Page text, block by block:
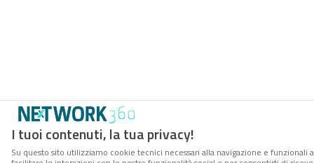
I tuoi contenuti, la tua privacy!
Su questo sito utilizziamo cookie tecnici necessari alla navigazione e